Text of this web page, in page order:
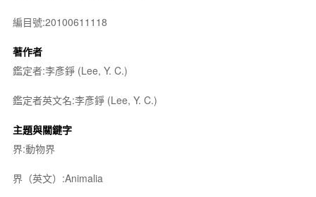
編目號:20100611118
著作者
鑑定者:李彥錚 (Lee, Y. C.)
鑑定者英文名:李彥錚 (Lee, Y. C.)
主題與關鍵字
界:動物界
界（英文）:Animalia